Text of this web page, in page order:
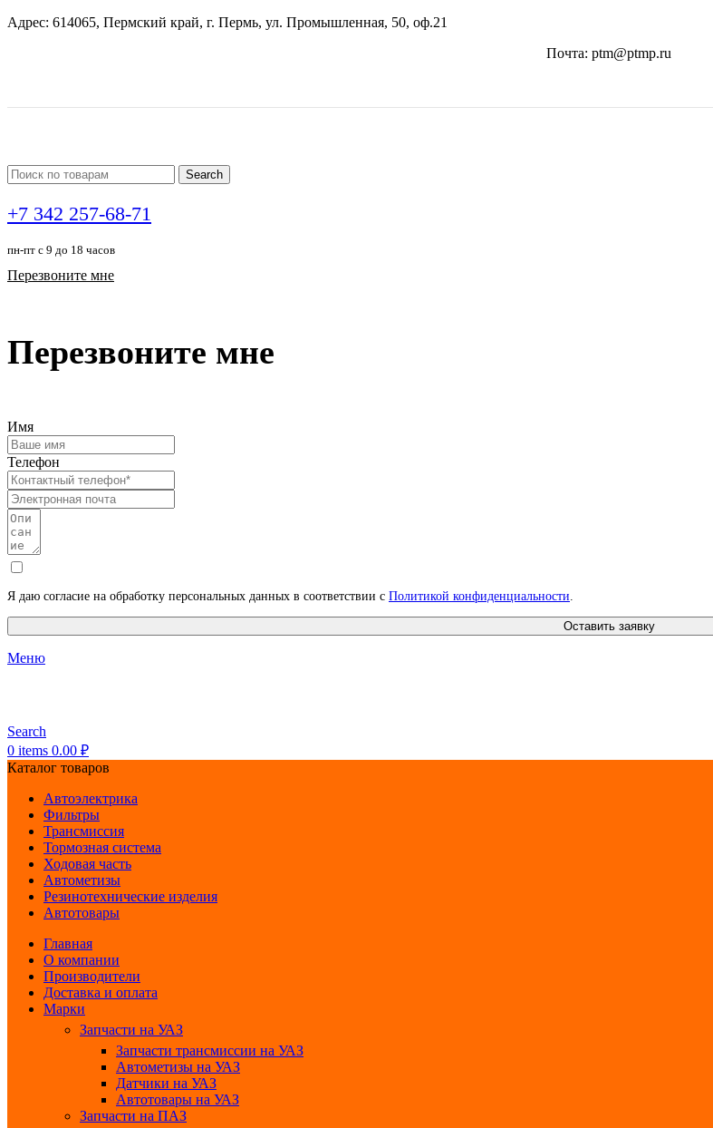
Адрес: 614065, Пермский край, г. Пермь, ул. Промышленная, 50, оф.21
Почта: ptm@ptmp.ru
Search
+7 342 257-68-71
пн-пт с 9 до 18 часов
Перезвоните мне
Перезвоните мне
Имя
Телефон
Я даю согласие на обработку персональных данных в соответствии с Политикой конфиденциальности.
Оставить заявку
Меню
Search
0 items 0.00 ₽
Каталог товаров
Автоэлектрика
Фильтры
Трансмиссия
Тормозная система
Ходовая часть
Автометизы
Резинотехнические изделия
Автотовары
Главная
О компании
Производители
Доставка и оплата
Марки
Запчасти на УАЗ
Запчасти трансмиссии на УАЗ
Автометизы на УАЗ
Датчики на УАЗ
Автотовары на УАЗ
Запчасти на ПАЗ